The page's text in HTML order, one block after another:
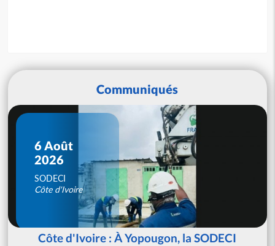
Communiqués
6 Août
2026
SODECI
Côte d'Ivoire
Côte d'Ivoire : À Yopougon, la SODECI